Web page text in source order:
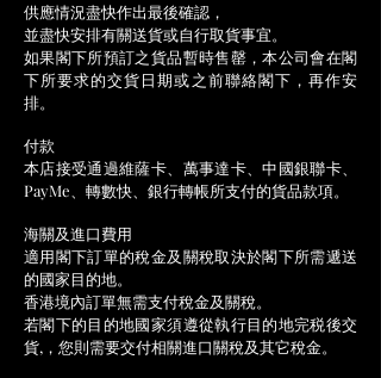
供應情況盡快作出最後確認，
並盡快安排有關送貨或自行取貨事宜。
如果閣下所預訂之貨品暫時售罄，本公司會在閣
下所要求的交貨日期或之前聯絡閣下，再作安
排。
付款
本店接受通過維薩卡、萬事達卡、中國銀聯卡、
PayMe、轉數快、銀行轉帳所支付的貨品款項。
海關及進口費用
適用閣下訂單的稅金及關稅取決於閣下所需遞送
的國家目的地。
香港境內訂單無需支付稅金及關稅。
若閣下的目的地國家須遵從執行目的地完税後交
貨,，您則需要交付相關進口關稅及其它稅金。